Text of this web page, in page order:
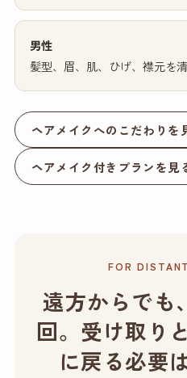
男性
髪型、眉、肌、ひげ、襟元を
ヘアメイクへのこだわりを
ヘアメイク付きプランを見
FOR
遠方からでも
回。受け取り
に戻る必要